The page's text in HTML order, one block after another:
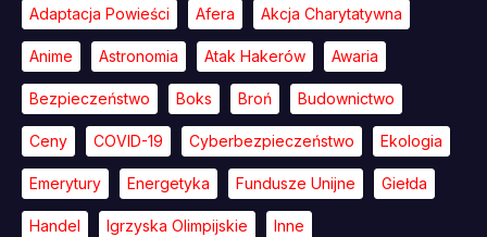
Adaptacja Powieści Afera Akcja Charytatywna
Anime Astronomia Atak Hakerów Awaria
Bezpieczeństwo Boks Broń Budownictwo
Ceny COVID-19 Cyberbezpieczeństwo Ekologia
Emerytury Energetyka Fundusze Unijne Giełda
Handel Igrzyska Olimpijskie Inne